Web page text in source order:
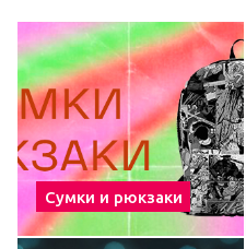
Сумки и рюкзаки